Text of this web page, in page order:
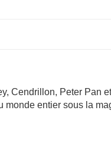
Cendrillon, Peter Pan
monde entier sous la